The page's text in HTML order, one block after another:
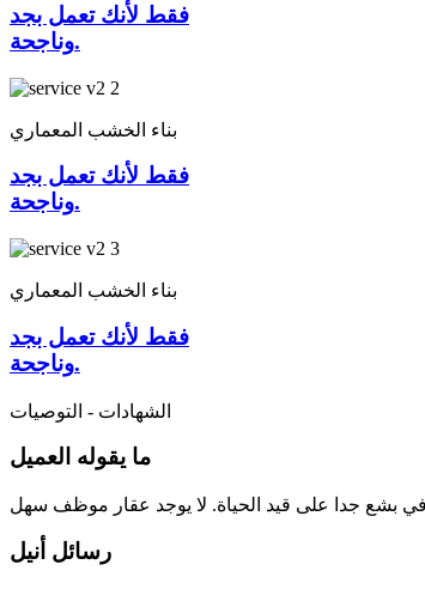
فقط لأنك تعمل بجد
وناجحة.
بناء الخشب المعماري
فقط لأنك تعمل بجد
وناجحة.
بناء الخشب المعماري
فقط لأنك تعمل بجد
وناجحة.
الشهادات - التوصيات
ما يقوله العميل
رسائل أنيل